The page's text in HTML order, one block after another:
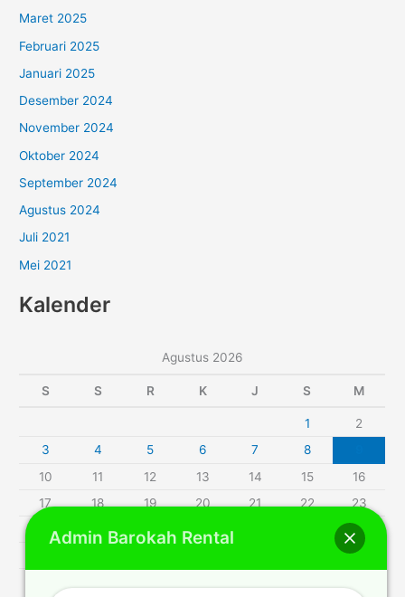
Maret 2025
Februari 2025
Januari 2025
Desember 2024
November 2024
Oktober 2024
September 2024
Agustus 2024
Juli 2021
Mei 2021
Kalender
Agustus 2026
S S R K J S M
1
2
3
4 5 6 7 8
10
11 12 13 14 15
16
17
18 19 20 21 22
23
24
25 26
30
Admin Barokah Rental